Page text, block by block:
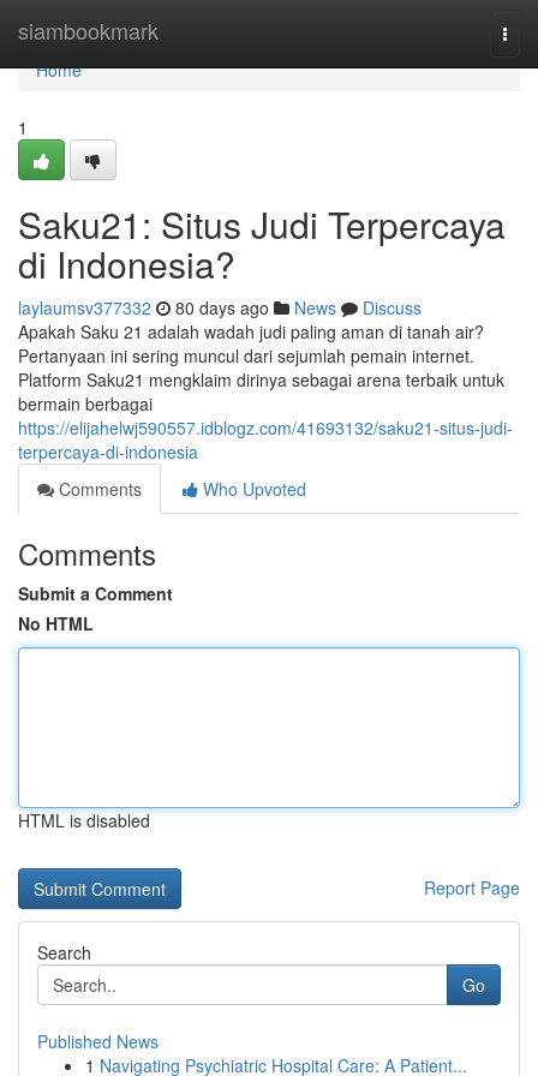
siambookmark
Home
Home
1
Saku21: Situs Judi Terpercaya
di Indonesia?
laylaumsv377332 80 days ago News
Discuss
Apakah Saku 21 adalah wadah judi paling aman di tanah air?
Pertanyaan ini sering muncul dari sejumlah pemain internet.
Platform Saku21 mengklaim dirinya sebagai arena terbaik untuk
bermain berbagai
https://elijahelwj590557.idblogz.com/41693132/saku21-situs-judi-
terpercaya-di-indonesia
Comments
Who Upvoted
Comments
Submit a Comment
No HTML
HTML is disabled
Report Page
Search
Go
Published News
1 Navigating Psychiatric Hospital Care: A Patient...